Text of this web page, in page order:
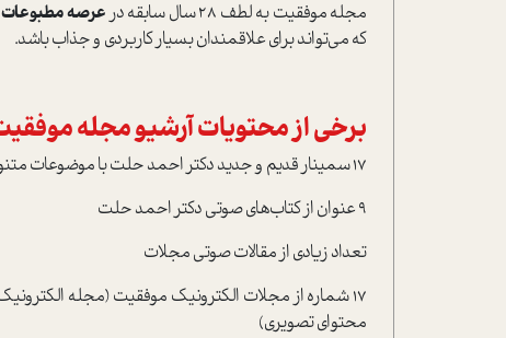
مجله موفقیت به لطف 28 سال سابقه در عرصه
که می‌تواند برای علاقمندان بسیار کاربردی و جذاب باشد.
برخی از محتویات آرشیو مجله
17 سمینار قدیم و جدید دکتر احمد حلت با موضوعات متنوع
9 عنوان از کتاب‌های صوتی دکتر احمد حلت
تعداد زیادی از مقالات صوتی مجلات
17 شماره از مجلات الکترونیک موفقیت (مجله
محتوای تصویری)